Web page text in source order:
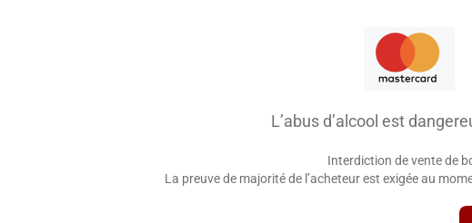
L’abus d’alcool est
Interdiction de vente de
La preuve de majorité de l’acheteur est exigée au